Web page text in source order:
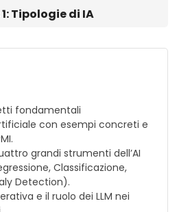
Tipologie di IA
fondamentali
con esempi concreti e
grandi strumenti dell’AI
Classificazione,
Detection).
e il ruolo dei LLM nei